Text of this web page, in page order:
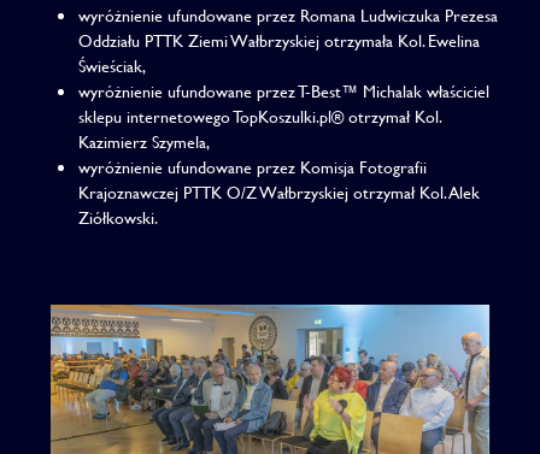
wyróżnienie ufundowane przez Romana Ludwiczuka Prezesa
Oddziału PTTK Ziemi Wałbrzyskiej otrzymała Kol. Ewelina
Świeściak,
wyróżnienie ufundowane przez T-Best™ Michalak właściciel
sklepu internetowego TopKoszulki.pl® otrzymał Kol.
Kazimierz Szymela,
wyróżnienie ufundowane przez Komisja Fotografii
Krajoznawczej PTTK O/Z Wałbrzyskiej otrzymał Kol. Alek
Ziółkowski.